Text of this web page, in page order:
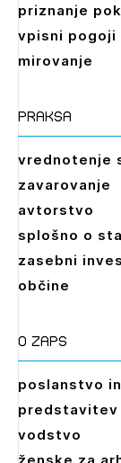
priznanje
vpisni pogoji
mirovanje
praksa
vrednotenje
zavarovanje
avtorstvo
splošno o
zasebni
občine
O zaps
poslanstvo
predstavitev
vodstvo